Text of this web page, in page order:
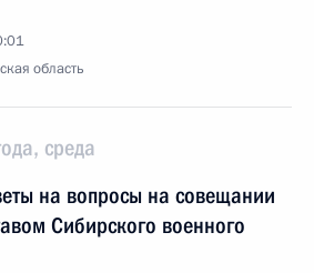
область
среда
на вопросы на совещании
Сибирского военного